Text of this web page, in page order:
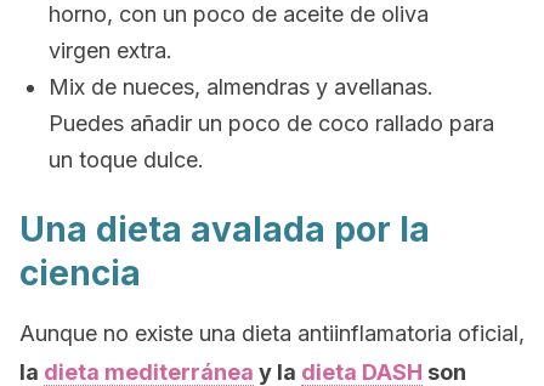
horno, con un poco de aceite de oliva
virgen extra.
Mix de nueces, almendras y avellanas.
Puedes añadir un poco de coco rallado para
un toque dulce.
Una dieta avalada por la
ciencia
Aunque no existe una dieta antiinflamatoria oficial,
la dieta mediterránea y la dieta DASH son